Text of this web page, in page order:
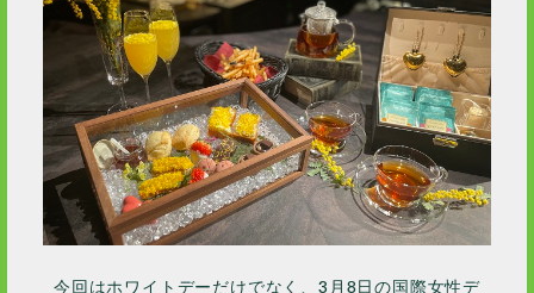
今回はホワイトデーだけでなく、3月8日の国際女性デ